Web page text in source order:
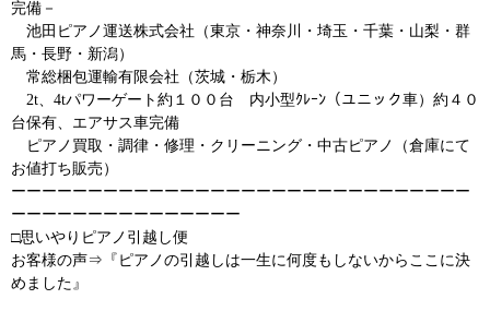
完備－
池田ピアノ運送株式会社（東京・神奈川・埼玉・千葉・山梨・群
馬・長野・新潟）
常総梱包運輸有限会社（茨城・栃木）
2t、4tパワーゲート約１００台 内小型ｸﾚｰﾝ（ユニック車）約４０
台保有、エアサス車完備
ピアノ買取・調律・修理・クリーニング・中古ピアノ（倉庫にて
お値打ち販売）
ーーーーーーーーーーーーーーーーーーーーーーーーーーーーーー
ーーーーーーーーーーーーーーー
□思いやりピアノ引越し便
お客様の声⇒『ピアノの引越しは一生に何度もしないからここに決
めました』